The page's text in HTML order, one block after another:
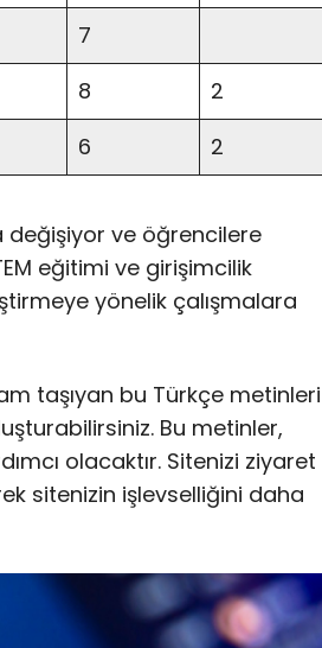
7
8
2
6 2
değişiyor ve öğrencilere
eğitimi ve girişimcilik
yönelik çalışmalara
taşıyan bu Türkçe metinleri
Bu metinler,
olacaktır. Sitenizi ziyaret
sitenizin işlevselliğini daha